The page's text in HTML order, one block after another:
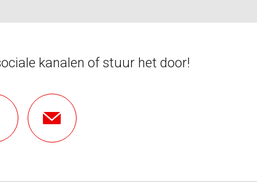
kanalen of stuur het door!